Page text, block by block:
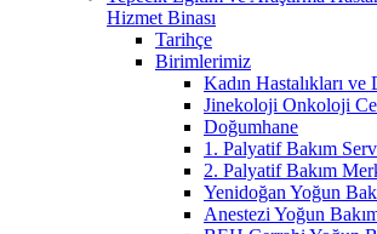
Hizmet Binası
Tarihçe
Birimlerimiz
Kadın Hastalıkları
Jinekoloji Onkoloji
Doğumhane
1. Palyatif Bakım
2. Palyatif Bakım
Yenidoğan Yoğun
Anestezi Yoğun